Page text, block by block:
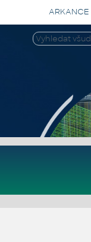
ARKANCE